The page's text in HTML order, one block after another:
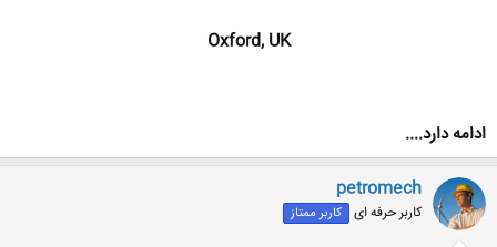
Oxford, UK
ادامه دارد....
petromech
کاربر حرفه ای کاربر ممتاز